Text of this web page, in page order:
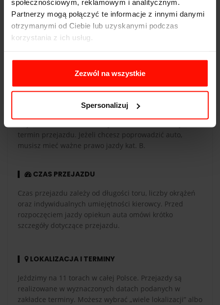
społecznościowym, reklamowym i analitycznym.
Partnerzy mogą połączyć te informacje z innymi danymi
otrzymanymi od Ciebie lub uzyskanymi podczas
korzystania z ich usług.
Zezwól na wszystkie
Spersonalizuj
WAŻNOŚĆ
Voucher jest ważny 365 dni od daty zakupu. Voucher
termin przejazdu. Jeżeli chcesz poprowadzić auto,
musisz mieć ważne prawo jazdy kat. B.
CZAS PRZEJAZDU
Czas przejazdu zależy od długości toru, liczby okrążeń
oraz indywidualnych umiejętności kierowcy. Przed
rozpoczęciem jazdy opiekun auta omówi krótko
szczegóły dotyczące przejazdu.
LOKALIZACJA I TERMINY
Jeździmy na 11 torach w całej Polsce. Przejazdy są
realizowane w wyznaczonych datach podanych w
zakładce terminy. Możesz wybrać „wiele lokalizacji” albo